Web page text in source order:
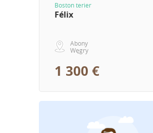
Boston terier
Félix
Abony
Węgry
1 300 €